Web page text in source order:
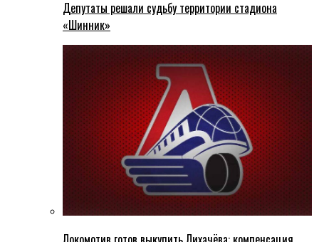
Депутаты решали судьбу территории стадиона
«Шинник»